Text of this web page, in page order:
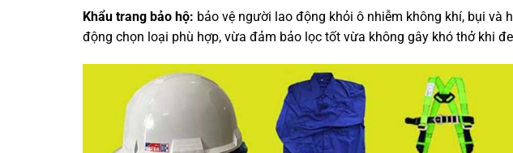
Khẩu trang bảo hộ: bảo vệ người lao động khỏi ô nhiễm không khí, bụi và
động chọn loại phù hợp, vừa đảm bảo lọc tốt vừa không gây khó thở khi